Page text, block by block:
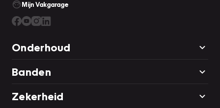
Mijn Vakgarage
Onderhoud
Banden
Zekerheid